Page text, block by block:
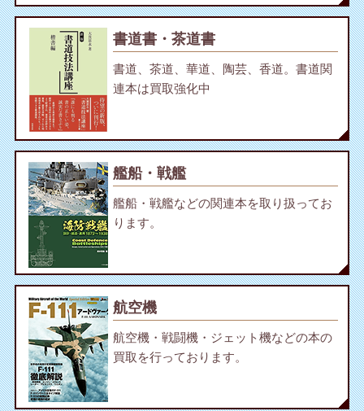
書道書・茶道書
書道、茶道、華道、陶芸、香道。書道関
連本は買取強化中
艦船・戦艦
艦船・戦艦などの関連本を取り扱ってお
ります。
航空機
航空機・戦闘機・ジェット機などの本の
買取を行っております。